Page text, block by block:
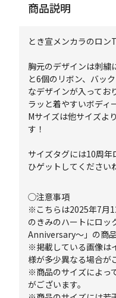
商品説明
とき宣メンカラのロン
胸元のデザインは刺繍
と6個のリボン、バッ
なデザインが入ってお
ラッと着やすいボディ
Mサイズは他サイズよ
す！
サイズタグには10周
ひゲットしてください
◯注意事項
※こちらは2025年7月
のきみのハートにロ
Anniversary～」の商品
※掲載している画像は
様が多少異なる場合が
※商品のサイズによっ
がございます。